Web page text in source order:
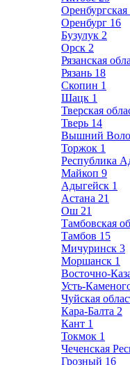
Оренбургская
Оренбург 16
Бузулук 2
Орск 2
Рязанская
Рязань 18
Скопин 1
Шацк 1
Тверская
Тверь 14
Вышний
Торжок 1
Республика
Майкоп 9
Адыгейск 1
Астана 21
Ош 21
Тамбовская
Тамбов 15
Мичуринск 3
Моршанск 1
Восточно-
Усть-
Чуйская
Кара-Балта 2
Кант 1
Токмок 1
Чеченская
Грозный 16